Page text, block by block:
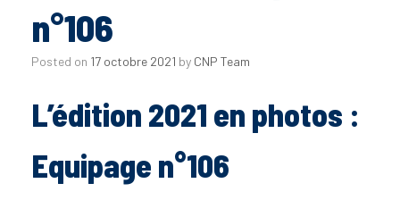
n°106
Posted on 17 octobre 2021 by CNP Team
L’édition 2021 en photos :
Equipage n°106